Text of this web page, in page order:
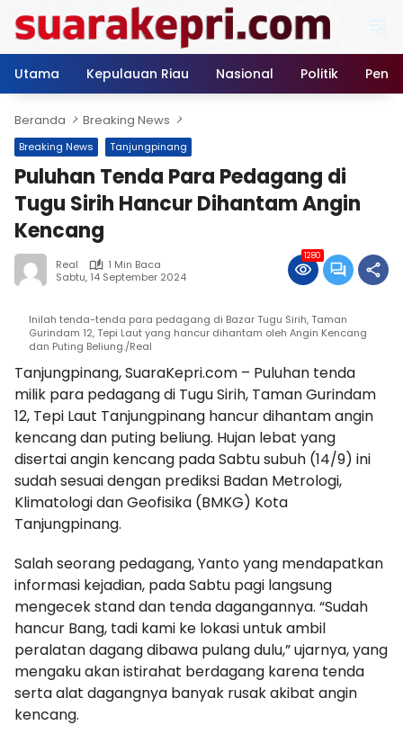
konten
Utama
Kepulauan Riau Nasional Politik
Beranda Breaking News
Breaking News Tanjungpinang
Puluhan Tenda Para Pedagang di
Tugu Sirih Hancur Dihantam Angin
Kencang
Real
1 Min Baca
Sabtu, 14 September 2024
1280
Inilah tenda-tenda para pedagang di Bazar Tugu Sirih, Taman
Gurindam 12, Tepi Laut yang hancur dihantam oleh Angin Kencang
dan Puting Beliung./Real
Tanjungpinang, SuaraKepri.com – Puluhan tenda
milik para pedagang di Tugu Sirih, Taman Gurindam
12, Tepi Laut Tanjungpinang hancur dihantam angin
kencang dan puting beliung. Hujan lebat yang
disertai angin kencang pada Sabtu subuh (14/9) ini
sudah sesuai dengan prediksi Badan Metrologi,
Klimatologi dan Geofisika (BMKG) Kota
Tanjungpinang.
Salah seorang pedagang, Yanto yang mendapatkan
informasi kejadian, pada Sabtu pagi langsung
mengecek stand dan tenda dagangannya. “Sudah
hancur Bang, tadi kami ke lokasi untuk ambil
peralatan dagang dibawa pulang dulu,” ujarnya, yang
mengaku akan istirahat berdagang karena tenda
serta alat dagangnya banyak rusak akibat angin
kencang.